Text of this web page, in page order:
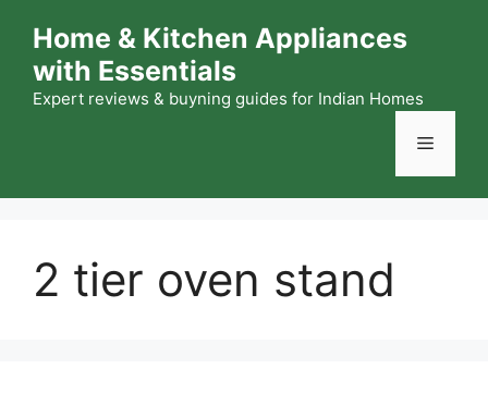
content
Home & Kitchen Appliances
with Essentials
Expert reviews & buyning guides for Indian Homes
Menu
2 tier oven stand